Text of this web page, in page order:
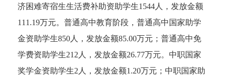
济困难寄宿生生活费补助资助学生1544人，发放金额
111.19万元。普通高中教育阶段，普通高中国家助学
金资助学生850人，发放金额85.00万元；普通高中免
学费资助学生212人，发放金额26.77万元。中职国家
奖学金资助学生2人，发放金额1.20万元；中职国家助